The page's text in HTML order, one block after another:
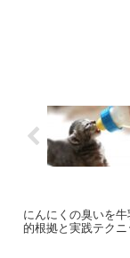
にんにくの臭いを
的根拠と実践テクニ